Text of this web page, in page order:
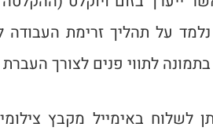
על תהליך זרימת העבודה
לתווי פנים לצורך
לשלוח באימייל מקבץ